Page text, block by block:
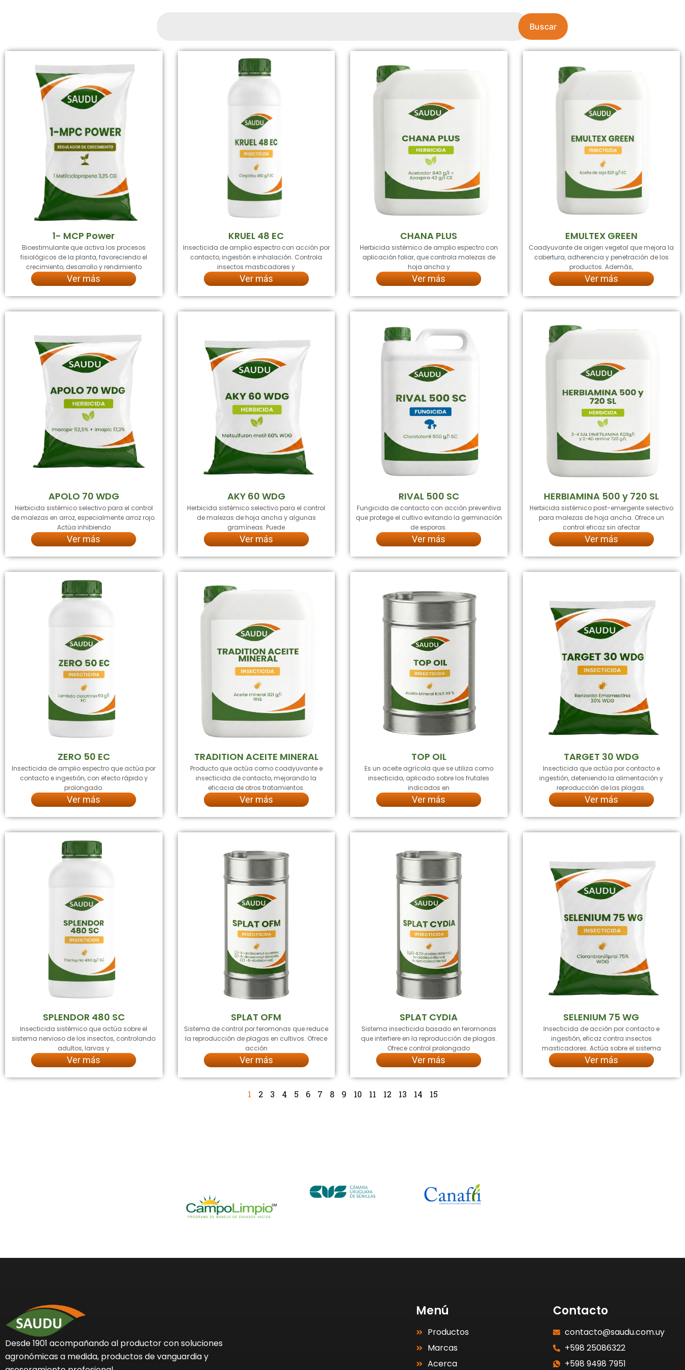
Buscar
1- MCP Power
Bioestimulante que activa los procesos
fisiológicos de la planta, favoreciendo el
crecimiento, desarrollo y rendimiento
Ver más
KRUEL 48 EC
Insecticida de amplio espectro con acción por
contacto, ingestión e inhalación. Controla
insectos masticadores y
Ver más
CHANA PLUS
Herbicida sistémico de amplio espectro con
aplicación foliar, que controla malezas de
hoja ancha y
Ver más
EMULTEX GREEN
Coadyuvante de origen vegetal que mejora la
cobertura, adherencia y penetración de los
productos. Además,
Ver más
APOLO 70 WDG
Herbicida sistémico selectivo para el control
de malezas en arroz, especialmente arroz rojo.
Actúa inhibiendo
Ver más
AKY 60 WDG
Herbicida sistémico selectivo para el control
de malezas de hoja ancha y algunas
gramíneas. Puede
Ver más
RIVAL 500 SC
Fungicida de contacto con acción preventiva
que protege el cultivo evitando la germinación
de esporas.
Ver más
HERBIAMINA 500 y 720 SL
Herbicida sistémico post-emergente selectivo
para malezas de hoja ancha. Ofrece un
control eficaz sin afectar
Ver más
ZERO 50 EC
Insecticida de amplio espectro que actúa por
contacto e ingestión, con efecto rápido y
prolongado.
Ver más
TRADITION ACEITE MINERAL
Producto que actúa como coadyuvante e
insecticida de contacto, mejorando la
eficacia de otros tratamientos.
Ver más
TOP OIL
Es un aceite agrícola que se utiliza como
insecticida, aplicado sobre los frutales
indicados en
Ver más
TARGET 30 WDG
Insecticida que actúa por contacto e
ingestión, deteniendo la alimentación y
reproducción de las plagas.
Ver más
SPLENDOR 480 SC
Insecticida sistémico que actúa sobre el
sistema nervioso de los insectos, controlando
adultos, larvas y
Ver más
SPLAT OFM
Sistema de control por feromonas que reduce
la reproducción de plagas en cultivos. Ofrece
acción
Ver más
SPLAT CYDIA
Sistema insecticida basado en feromonas
que interfiere en la reproducción de plagas.
Ofrece control prolongado
Ver más
SELENIUM 75 WG
Insecticida de acción por contacto e
ingestión, eficaz contra insectos
masticadores. Actúa sobre el sistema
Ver más
Page
1
Page
2
Page
3 4 5 6
Page
7
Page
8
Page
9 10 11 12 13 14 15
Desde 1901 acompañando al productor con soluciones
agronómicas a medida, productos de vanguardia y
Menú
Productos
Marcas
Acerca
Contacto
contacto@saudu.com.uy
+598 25086322
+598 9498 7951